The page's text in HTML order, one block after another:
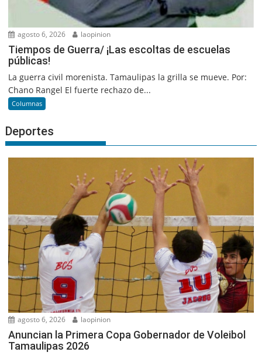
agosto 6, 2026 laopinion
Tiempos de Guerra/ ¡Las escoltas de escuelas
públicas!
La guerra civil morenista. Tamaulipas la grilla se mueve. Por:
Chano Rangel El fuerte rechazo de...
Columnas
Deportes
agosto 6, 2026 laopinion
Anuncian la Primera Copa Gobernador de Voleibol
Tamaulipas 2026